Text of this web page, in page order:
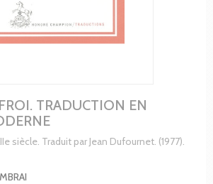
TRADUCTION EN
siècle. Traduit par Jean Dufournet. (1977).